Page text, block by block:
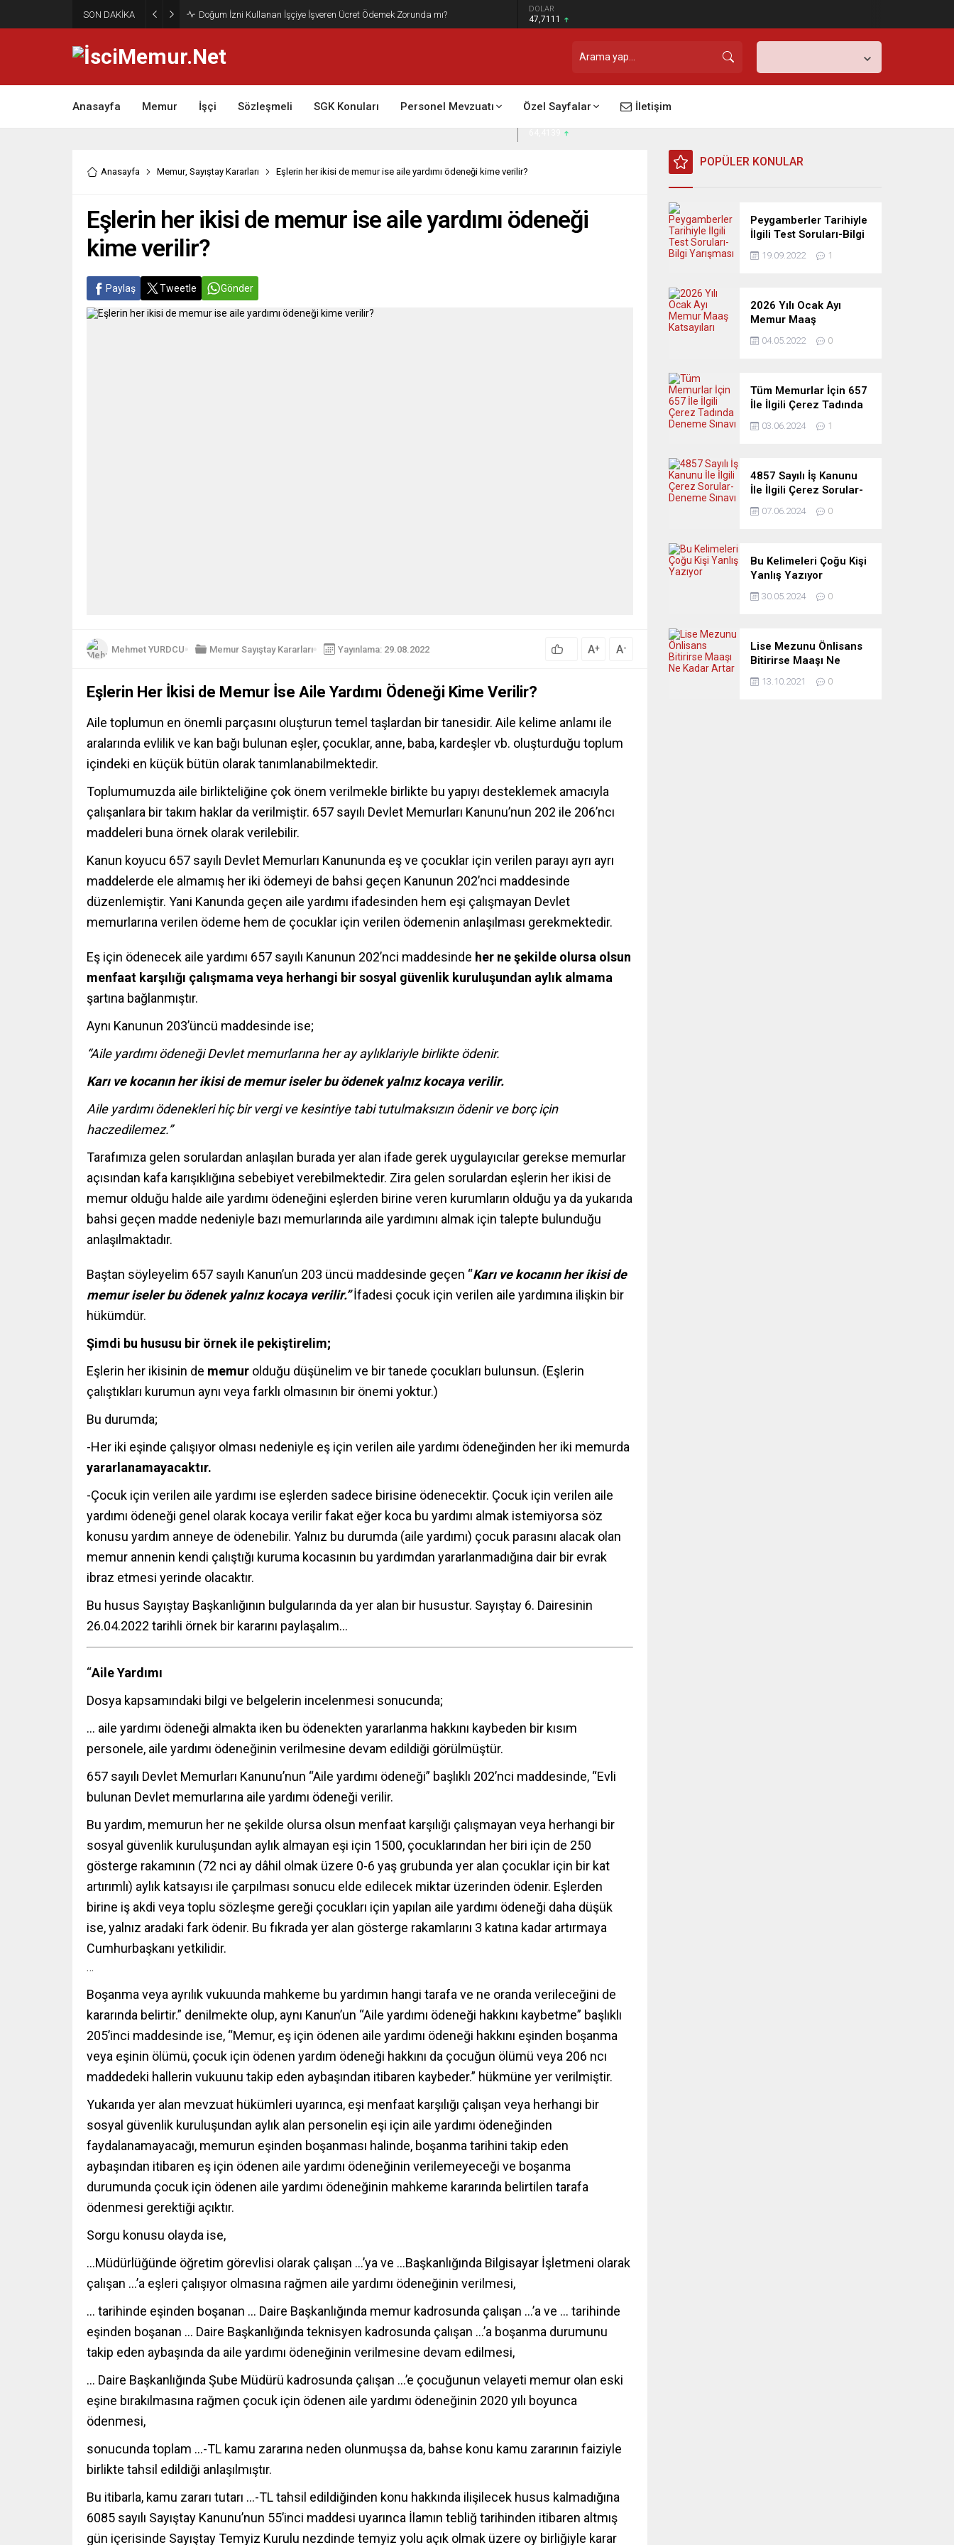
SON DAKİKA Doğum İzni Kullanan İşçiye İşveren Ücret Ödemek Zorunda mı? DOLAR
47,7111
13.779,39
Anasayfa Memur İşçi Sözleşmeli SGK Konuları Personel Mevzuatı Özel Sayfalar İletişim
Anasayfa Memur, Sayıştay Kararları Eşlerin her ikisi de memur ise aile yardımı ödeneği kime verilir?
Eşlerin her ikisi de memur ise aile yardımı ödeneği
kime verilir?
Paylaş Tweetle Gönder
Mehmet YURDCU Memur Sayıştay Kararları Yayınlama: 29.08.2022 A+ A-
Eşlerin Her İkisi de Memur İse Aile Yardımı Ödeneği Kime Verilir?
Aile toplumun en önemli parçasını oluşturun temel taşlardan bir tanesidir. Aile kelime anlamı ile
aralarında evlilik ve kan bağı bulunan eşler, çocuklar, anne, baba, kardeşler vb. oluşturduğu toplum
içindeki en küçük bütün olarak tanımlanabilmektedir.
Toplumumuzda aile birlikteliğine çok önem verilmekle birlikte bu yapıyı desteklemek amacıyla
çalışanlara bir takım haklar da verilmiştir. 657 sayılı Devlet Memurları Kanunu’nun 202 ile 206’ncı
maddeleri buna örnek olarak verilebilir.
Kanun koyucu 657 sayılı Devlet Memurları Kanununda eş ve çocuklar için verilen parayı ayrı ayrı
maddelerde ele almamış her iki ödemeyi de bahsi geçen Kanunun 202’nci maddesinde
düzenlemiştir. Yani Kanunda geçen aile yardımı ifadesinden hem eşi çalışmayan Devlet
memurlarına verilen ödeme hem de çocuklar için verilen ödemenin anlaşılması gerekmektedir.
Eş için ödenecek aile yardımı 657 sayılı Kanunun 202’nci maddesinde her ne şekilde olursa olsun
menfaat karşılığı çalışmama veya herhangi bir sosyal güvenlik kuruluşundan aylık almama
şartına bağlanmıştır.
Aynı Kanunun 203’üncü maddesinde ise;
“Aile yardımı ödeneği Devlet memurlarına her ay aylıklariyle birlikte ödenir.
Karı ve kocanın her ikisi de memur iseler bu ödenek yalnız kocaya verilir.
Aile yardımı ödenekleri hiç bir vergi ve kesintiye tabi tutulmaksızın ödenir ve borç için
haczedilemez.”
Tarafımıza gelen sorulardan anlaşılan burada yer alan ifade gerek uygulayıcılar gerekse memurlar
açısından kafa karışıklığına sebebiyet verebilmektedir. Zira gelen sorulardan eşlerin her ikisi de
memur olduğu halde aile yardımı ödeneğini eşlerden birine veren kurumların olduğu ya da yukarıda
bahsi geçen madde nedeniyle bazı memurlarında aile yardımını almak için talepte bulunduğu
anlaşılmaktadır.
Baştan söyleyelim 657 sayılı Kanun’un 203 üncü maddesinde geçen “Karı ve kocanın her ikisi de
memur iseler bu ödenek yalnız kocaya verilir.”İfadesi çocuk için verilen aile yardımına ilişkin bir
hükümdür.
Şimdi bu hususu bir örnek ile pekiştirelim;
Eşlerin her ikisinin de memur olduğu düşünelim ve bir tanede çocukları bulunsun. (Eşlerin
çalıştıkları kurumun aynı veya farklı olmasının bir önemi yoktur.)
Bu durumda;
-Her iki eşinde çalışıyor olması nedeniyle eş için verilen aile yardımı ödeneğinden her iki memurda
yararlanamayacaktır.
-Çocuk için verilen aile yardımı ise eşlerden sadece birisine ödenecektir. Çocuk için verilen aile
yardımı ödeneği genel olarak kocaya verilir fakat eğer koca bu yardımı almak istemiyorsa söz
konusu yardım anneye de ödenebilir. Yalnız bu durumda (aile yardımı) çocuk parasını alacak olan
memur annenin kendi çalıştığı kuruma kocasının bu yardımdan yararlanmadığına dair bir evrak
ibraz etmesi yerinde olacaktır.
Bu husus Sayıştay Başkanlığının bulgularında da yer alan bir husustur. Sayıştay 6. Dairesinin
26.04.2022 tarihli örnek bir kararını paylaşalım…
“Aile Yardımı
Dosya kapsamındaki bilgi ve belgelerin incelenmesi sonucunda;
… aile yardımı ödeneği almakta iken bu ödenekten yararlanma hakkını kaybeden bir kısım
personele, aile yardımı ödeneğinin verilmesine devam edildiği görülmüştür.
657 sayılı Devlet Memurları Kanunu’nun “Aile yardımı ödeneği” başlıklı 202’nci maddesinde, “Evli
bulunan Devlet memurlarına aile yardımı ödeneği verilir.
Bu yardım, memurun her ne şekilde olursa olsun menfaat karşılığı çalışmayan veya herhangi bir
sosyal güvenlik kuruluşundan aylık almayan eşi için 1500, çocuklarından her biri için de 250
gösterge rakamının (72 nci ay dâhil olmak üzere 0-6 yaş grubunda yer alan çocuklar için bir kat
artırımlı) aylık katsayısı ile çarpılması sonucu elde edilecek miktar üzerinden ödenir. Eşlerden
birine iş akdi veya toplu sözleşme gereği çocukları için yapılan aile yardımı ödeneği daha düşük
ise, yalnız aradaki fark ödenir. Bu fıkrada yer alan gösterge rakamlarını 3 katına kadar artırmaya
Cumhurbaşkanı yetkilidir.
…
Boşanma veya ayrılık vukuunda mahkeme bu yardımın hangi tarafa ve ne oranda verileceğini de
kararında belirtir.” denilmekte olup, aynı Kanun’un “Aile yardımı ödeneği hakkını kaybetme” başlıklı
205’inci maddesinde ise, “Memur, eş için ödenen aile yardımı ödeneği hakkını eşinden boşanma
veya eşinin ölümü, çocuk için ödenen yardım ödeneği hakkını da çocuğun ölümü veya 206 ncı
maddedeki hallerin vukuunu takip eden aybaşından itibaren kaybeder.” hükmüne yer verilmiştir.
Yukarıda yer alan mevzuat hükümleri uyarınca, eşi menfaat karşılığı çalışan veya herhangi bir
sosyal güvenlik kuruluşundan aylık alan personelin eşi için aile yardımı ödeneğinden
faydalanamayacağı, memurun eşinden boşanması halinde, boşanma tarihini takip eden
aybaşından itibaren eş için ödenen aile yardımı ödeneğinin verilemeyeceği ve boşanma
durumunda çocuk için ödenen aile yardımı ödeneğinin mahkeme kararında belirtilen tarafa
ödenmesi gerektiği açıktır.
Sorgu konusu olayda ise,
…Müdürlüğünde öğretim görevlisi olarak çalışan …’ya ve …Başkanlığında Bilgisayar İşletmeni olarak
çalışan …’a eşleri çalışıyor olmasına rağmen aile yardımı ödeneğinin verilmesi,
… tarihinde eşinden boşanan … Daire Başkanlığında memur kadrosunda çalışan …’a ve … tarihinde
eşinden boşanan … Daire Başkanlığında teknisyen kadrosunda çalışan …’a boşanma durumunu
takip eden aybaşında da aile yardımı ödeneğinin verilmesine devam edilmesi,
… Daire Başkanlığında Şube Müdürü kadrosunda çalışan …’e çocuğunun velayeti memur olan eski
eşine bırakılmasına rağmen çocuk için ödenen aile yardımı ödeneğinin 2020 yılı boyunca
ödenmesi,
sonucunda toplam …-TL kamu zararına neden olunmuşsa da, bahse konu kamu zararının faiziyle
birlikte tahsil edildiği anlaşılmıştır.
Bu itibarla, kamu zararı tutarı …-TL tahsil edildiğinden konu hakkında ilişilecek husus kalmadığına
6085 sayılı Sayıştay Kanunu’nun 55’inci maddesi uyarınca İlamın tebliğ tarihinden itibaren altmış
gün içerisinde Sayıştay Temyiz Kurulu nezdinde temyiz yolu açık olmak üzere oy birliğiyle karar
POPÜLER KONULAR
Peygamberler Tarihiyle
İlgili Test Soruları-Bilgi
Yarışması
19.09.2022 1
2026 Yılı Ocak Ayı
Memur Maaş
Katsayıları
04.05.2022 0
Tüm Memurlar İçin 657
İle İlgili Çerez Tadında
Deneme Sınavı
03.06.2024 1
4857 Sayılı İş Kanunu
İle İlgili Çerez Sorular-
Deneme Sınavı
07.06.2024 0
Bu Kelimeleri Çoğu Kişi
Yanlış Yazıyor
30.05.2024 0
Lise Mezunu Önlisans
Bitirirse Maaşı Ne
Kadar Artar
13.10.2021 0